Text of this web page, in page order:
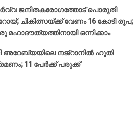
ജനിതകരോഗത്തോട് പൊരുതി
ചികിത്സയ്ക്ക് വേണം 16 കോടി രൂപ;
മഹാദൗത്യത്തിനായി ഒന്നിക്കാം
അറേബ്യയിലെ നജ്‌റാനില്‍ ഹൂതി
11 പേര്‍ക്ക് പരുക്ക്